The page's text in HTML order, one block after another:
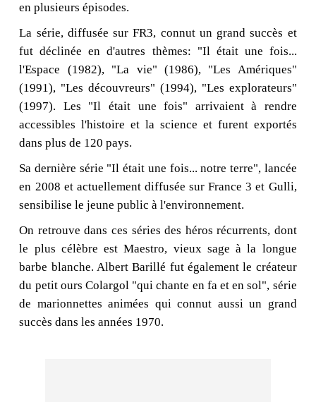
en plusieurs épisodes.
La série, diffusée sur FR3, connut un grand succès et
fut déclinée en d'autres thèmes: "Il était une fois...
l'Espace (1982), "La vie" (1986), "Les Amériques"
(1991), "Les découvreurs" (1994), "Les explorateurs"
(1997). Les "Il était une fois" arrivaient à rendre
accessibles l'histoire et la science et furent exportés
dans plus de 120 pays.
Sa dernière série "Il était une fois... notre terre", lancée
en 2008 et actuellement diffusée sur France 3 et Gulli,
sensibilise le jeune public à l'environnement.
On retrouve dans ces séries des héros récurrents, dont
le plus célèbre est Maestro, vieux sage à la longue
barbe blanche. Albert Barillé fut également le créateur
du petit ours Colargol "qui chante en fa et en sol", série
de marionnettes animées qui connut aussi un grand
succès dans les années 1970.